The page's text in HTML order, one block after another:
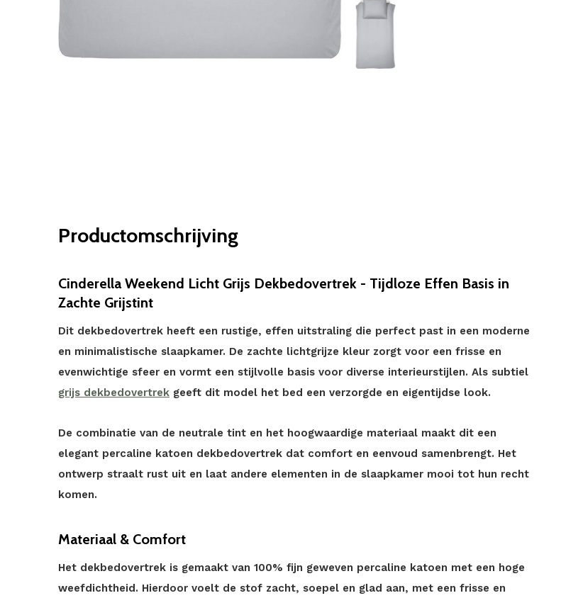
Productomschrijving
Cinderella Weekend Licht Grijs Dekbedovertrek - Tijdloze Effen Basis in
Zachte Grijstint
Dit dekbedovertrek heeft een rustige, effen uitstraling die perfect past in een moderne
en minimalistische slaapkamer. De zachte lichtgrijze kleur zorgt voor een frisse en
evenwichtige sfeer en vormt een stijlvolle basis voor diverse interieurstijlen. Als subtiel
grijs dekbedovertrek geeft dit model het bed een verzorgde en eigentijdse look.
De combinatie van de neutrale tint en het hoogwaardige materiaal maakt dit een
elegant percaline katoen dekbedovertrek dat comfort en eenvoud samenbrengt. Het
ontwerp straalt rust uit en laat andere elementen in de slaapkamer mooi tot hun recht
komen.
Materiaal & Comfort
Het dekbedovertrek is gemaakt van 100% fijn geweven percaline katoen met een hoge
weefdichtheid. Hierdoor voelt de stof zacht, soepel en glad aan, met een frisse en